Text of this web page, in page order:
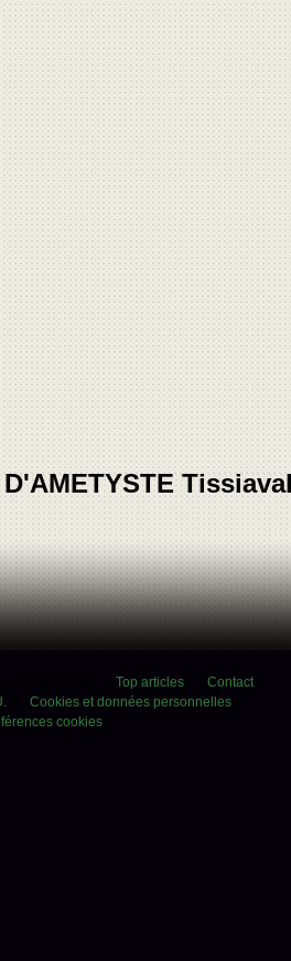
Top articles
Contact
Cookies et données personnelles
cookies